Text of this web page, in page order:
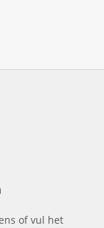
of vul het